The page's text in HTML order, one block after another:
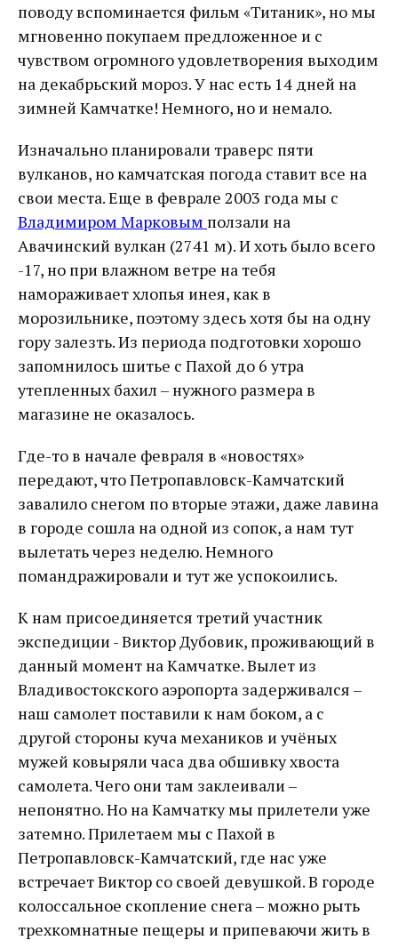
поводу вспоминается фильм «Титаник», но мы
мгновенно покупаем предложенное и с
чувством огромного удовлетворения выходим
на декабрьский мороз. У нас есть 14 дней на
зимней Камчатке! Немного, но и немало.
Изначально планировали траверс пяти
вулканов, но камчатская погода ставит все на
свои места. Еще в феврале 2003 года мы с
Владимиром Марковым ползали на
Авачинский вулкан (2741 м). И хоть было всего
-17, но при влажном ветре на тебя
намораживает хлопья инея, как в
морозильнике, поэтому здесь хотя бы на одну
гору залезть. Из периода подготовки хорошо
запомнилось шитье с Пахой до 6 утра
утепленных бахил – нужного размера в
магазине не оказалось.
Где-то в начале февраля в «новостях»
передают, что Петропавловск-Камчатский
завалило снегом по вторые этажи, даже лавина
в городе сошла на одной из сопок, а нам тут
вылетать через неделю. Немного
помандражировали и тут же успокоились.
К нам присоединяется третий участник
экспедиции - Виктор Дубовик, проживающий в
данный момент на Камчатке. Вылет из
Владивостокского аэропорта задерживался –
наш самолет поставили к нам боком, а с
другой стороны куча механиков и учёных
мужей ковыряли часа два обшивку хвоста
самолета. Чего они там заклеивали –
непонятно. Но на Камчатку мы прилетели уже
затемно. Прилетаем мы с Пахой в
Петропавловск-Камчатский, где нас уже
встречает Виктор со своей девушкой. В городе
колоссальное скопление снега – можно рыть
трехкомнатные пещеры и припеваючи жить в